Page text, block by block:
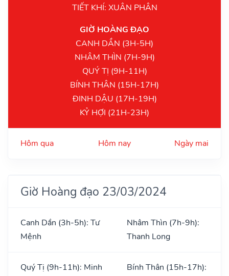
TIẾT KHÍ: XUÂN PHÂN
GIỜ HOÀNG ĐẠO
CANH DẦN (3H-5H)
NHÂM THÌN (7H-9H)
QUÝ TỊ (9H-11H)
BÍNH THÂN (15H-17H)
ĐINH DẬU (17H-19H)
KỶ HỢI (21H-23H)
Hôm qua Hôm nay Ngày mai
Giờ Hoàng đạo 23/03/2024
Canh Dần (3h-5h): Tư
Mệnh
Nhâm Thìn (7h-9h):
Thanh Long
Quý Tị (9h-11h): Minh
Bính Thân (15h-17h):